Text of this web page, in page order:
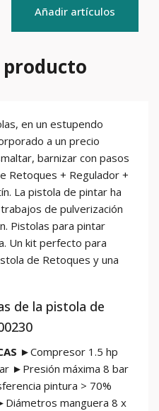
Añadir artículos
en un estupendo
a un precio
barnizar con pasos
Retoques + Regulador +
La pistola de pintar ha
de pulverización
Pistolas para pintar
Un kit perfecto para
de Retoques y una
de la pistola de
►Compresor 1.5 hp
►Presión máxima 8 bar
pintura > 70%
manguera 8 x